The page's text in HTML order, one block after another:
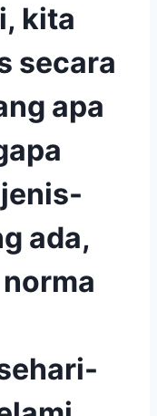
kita
secara
apa
ada,